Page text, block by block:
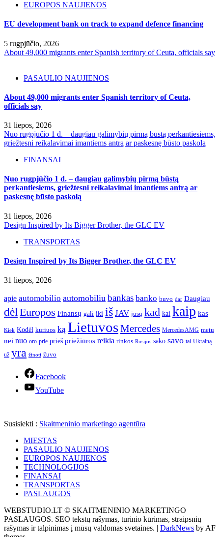
EUROPOS NAUJIENOS
EU development bank on track to expand defence financing
5 rugpjūčio, 2026
About 49,000 migrants enter Spanish territory of Ceuta, officials say
PASAULIO NAUJIENOS
About 49,000 migrants enter Spanish territory of Ceuta,
officials say
31 liepos, 2026
Nuo rugpjūčio 1 d. – daugiau galimybių pirmą būstą perkantiesiems,
griežtesni reikalavimai imantiems antrą ar paskesnę būsto paskolą
FINANSAI
Nuo rugpjūčio 1 d. – daugiau galimybių pirmą būstą
perkantiesiems, griežtesni reikalavimai imantiems antrą ar
paskesnę būsto paskolą
31 liepos, 2026
Design Inspired by Its Bigger Brother, the GLC EV
TRANSPORTAS
Design Inspired by Its Bigger Brother, the GLC EV
31 liepos, 2026
apie automobilio automobiliu bankas banko buvo dar Daugiau
dėlEuropos Finansų gali iki iš JAV jūsų kad kai kaip kas
Kiek Kodėl kuriuos ką LietuvosMercedes MercedesAMG metu
nei nuo oro prie prieš priežiūros reikia rinkos Rusijos sako savo tai Ukrainą
už yra žinoti žuvo
Facebook
YouTube
Susisiekti : Skaitmeninio marketingo agentūra
MIESTAS
PASAULIO NAUJIENOS
EUROPOS NAUJIENOS
TECHNOLOGIJOS
FINANSAI
TRANSPORTAS
PASLAUGOS
WEBSTUDIO.LT © SKAITMENINIO MARKETINGO
PASLAUGOS. SEO tekstų rašymas, turinio kūrimas, straipsnių
rašymas ir talpinimas į mūsų valdomas svetaines. | DarkNews by AF